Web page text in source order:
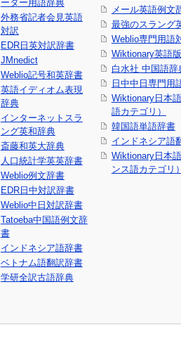
ーター用語辞典
外務省記者会見英語
対訳
EDR日英対訳辞書
JMnedict
Weblio記号和英辞書
英語イディオム表現
辞典
インターネットスラ
ング英和辞典
斎藤和英大辞典
人口統計学英英辞書
Weblio例文辞書
EDR日中対訳辞書
Weblio中日対訳辞書
Tatoeba中国語例文辞
書
インドネシア語辞書
ベトナム語翻訳辞書
学研全訳古語辞典
メール英語例文
最強のスラング
Weblio専門用語
Wiktionary英語版
白水社 中国語辞
日中中日専門用
Wiktionary日本
語カテゴリ）
韓国語単語辞書
インドネシア語
Wiktionary日本
ンス語カテゴリ